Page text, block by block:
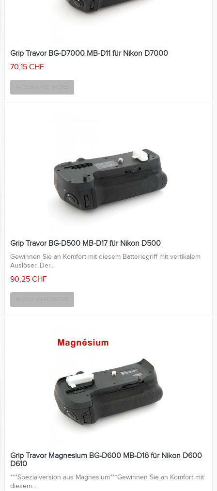
Grip Travor BG-D7000 MB-D11 für Nikon D7000
70,15 CHF
Grip Travor BG-D500 MB-D17 für Nikon D500
Gewinnen Sie an Komfort mit diesem Batteriegriff mit vertikalem
Auslöser. Der...
90,25 CHF
Grip Travor Magnesium BG-D600 MB-D16 für Nikon D600
D610
***Spezialversion aus Magnesium***Gewinnen Sie an Komfort mit
diesem...